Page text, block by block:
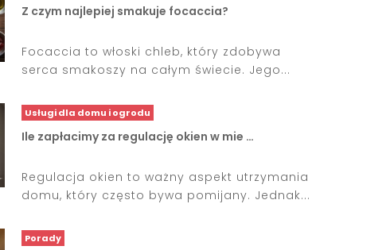
Z czym najlepiej smakuje focaccia?
Focaccia to włoski chleb, który zdobywa
serca smakoszy na całym świecie. Jego...
Usługi dla domu i ogrodu
Ile zapłacimy za regulację okien w mie …
Regulacja okien to ważny aspekt utrzymania
domu, który często bywa pomijany. Jednak...
Porady